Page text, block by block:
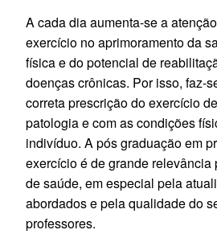
A cada dia aumenta-se a
exercício no aprimoramento da
física e do potencial de
doenças crônicas. Por isso, faz-
correta prescrição do exercício
patologia e com as condições
indivíduo. A pós graduação em
exercício é de grande
de saúde, em especial pela
abordados e pela qualidade do
professores.